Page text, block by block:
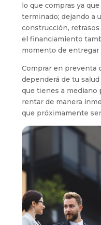
lo que compras ya
terminado; dejando a
construcción, retrasos
el financiamiento
momento de entregar
Comprar en preventa
dependerá de tu
que tienes a mediano
rentar de manera
que próximamente